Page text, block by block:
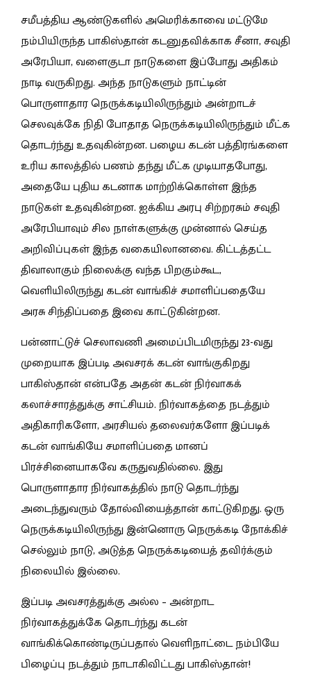
சமீபத்திய ஆண்டுகளில் அமெரிக்காவை மட்டுமே
நம்பியிருந்த பாகிஸ்தான் கடனுதவிக்காக சீனா, சவுதி
அரேபியா, வளைகுடா நாடுகளை இப்போது அதிகம்
நாடி வருகிறது. அந்த நாடுகளும் நாட்டின்
பொருளாதார நெருக்கடியிலிருந்தும் அன்றாடச்
செலவுக்கே நிதி போதாத நெருக்கடியிலிருந்தும் மீட்க
தொடர்ந்து உதவுகின்றன. பழைய கடன் பத்திரங்களை
உரிய காலத்தில் பணம் தந்து மீட்க முடியாதபோது,
அதையே புதிய கடனாக மாற்றிக்கொள்ள இந்த
நாடுகள் உதவுகின்றன. ஐக்கிய அரபு சிற்றரசும் சவுதி
அரேபியாவும் சில நாள்களுக்கு முன்னால் செய்த
அறிவிப்புகள் இந்த வகையிலானவை. கிட்டத்தட்ட
திவாலாகும் நிலைக்கு வந்த பிறகும்கூட,
வெளியிலிருந்து கடன் வாங்கிச் சமாளிப்பதையே
அரசு சிந்திப்பதை இவை காட்டுகின்றன.
பன்னாட்டுச் செலாவணி அமைப்பிடமிருந்து 23-வது
முறையாக இப்படி அவசரக் கடன் வாங்குகிறது
பாகிஸ்தான் என்பதே அதன் கடன் நிர்வாகக்
கலாச்சாரத்துக்கு சாட்சியம். நிர்வாகத்தை நடத்தும்
அதிகாரிகளோ, அரசியல் தலைவர்களோ இப்படிக்
கடன் வாங்கியே சமாளிப்பதை மானப்
பிரச்சினையாகவே கருதுவதில்லை. இது
பொருளாதார நிர்வாகத்தில் நாடு தொடர்ந்து
அடைந்துவரும் தோல்வியைத்தான் காட்டுகிறது. ஒரு
நெருக்கடியிலிருந்து இன்னொரு நெருக்கடி நோக்கிச்
செல்லும் நாடு, அடுத்த நெருக்கடியைத் தவிர்க்கும்
நிலையில் இல்லை.
இப்படி அவசரத்துக்கு அல்ல – அன்றாட
நிர்வாகத்துக்கே தொடர்ந்து கடன்
வாங்கிக்கொண்டிருப்பதால் வெளிநாட்டை நம்பியே
பிழைப்பு நடத்தும் நாடாகிவிட்டது பாகிஸ்தான்!